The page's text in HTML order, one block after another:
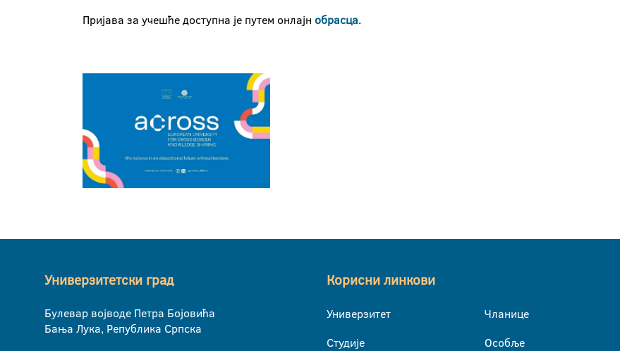
Пријава за учешће доступна је путем онлајн обрасца.
Универзитетски град
Булевар војводе Петра Бојовића
Бања Лука, Република Српска
Корисни линкови
Универзитет
Студије
Чланице
Особље